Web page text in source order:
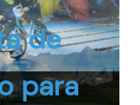
de
para